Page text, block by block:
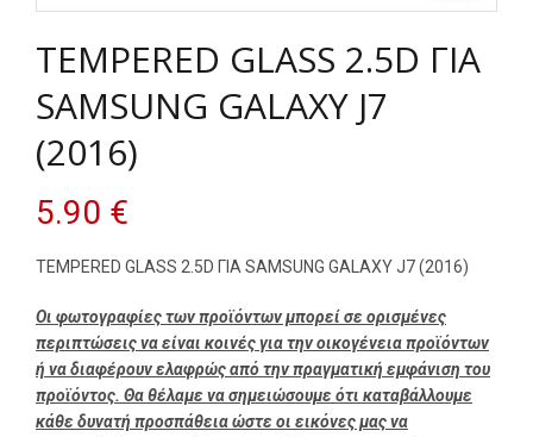
TEMPERED GLASS 2.5D ΓΙΑ
SAMSUNG GALAXY J7
(2016)
5.90 €
TEMPERED GLASS 2.5D ΓΙΑ SAMSUNG GALAXY J7 (2016)
Οι φωτογραφίες των προϊόντων μπορεί σε ορισμένες
περιπτώσεις να είναι κοινές για την οικογένεια προϊόντων
ή να διαφέρουν ελαφρώς από την πραγματική εμφάνιση του
προϊόντος. Θα θέλαμε να σημειώσουμε ότι καταβάλλουμε
κάθε δυνατή προσπάθεια ώστε οι εικόνες μας να